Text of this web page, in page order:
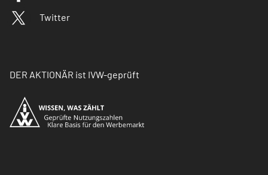
Twitter
DER AKTIONÄR ist IVW-geprüft